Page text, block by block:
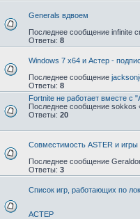
Generals вдвоем
Последнее сообщение infinite
Ответы: 8
Windows 7 x64 и Астер -
Последнее сообщение
Ответы: 8
Fortnite не работает вместе с
Последнее сообщение sokkos
Ответы: 20
Совместимость ASTER и игры
Последнее сообщение
Ответы: 3
Список игр, работающих по
АСТЕР